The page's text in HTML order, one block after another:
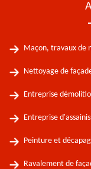
Maçon, travaux de
Nettoyage de
Entreprise
Entreprise
Peinture et
Ravalement de